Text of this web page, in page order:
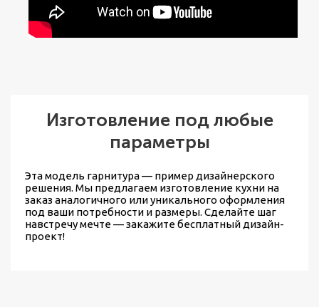
Изготовление под любые
параметры
Эта модель гарнитура — пример дизайнерского
решения. Мы предлагаем изготовление кухни на
заказ аналогичного или уникального оформления
под ваши потребности и размеры. Сделайте шаг
навстречу мечте — закажите бесплатный дизайн-
проект!